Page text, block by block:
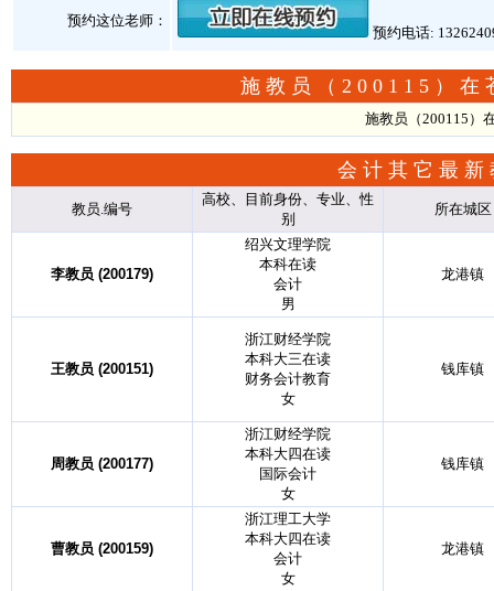
预约这位老师：
预约电话:
施教员（200115）在
施教员（200115）
会计其它最
教员.编号
高校、目前身份、专业、性
别
所在城区
李教员 (200179)
绍兴文理学院
本科在读
会计
男
龙港镇
王教员 (200151)
浙江财经学院
本科大三在读
财务会计教育
女
钱库镇
周教员 (200177)
浙江财经学院
本科大四在读
国际会计
女
钱库镇
曹教员 (200159)
浙江理工大学
本科大四在读
会计
女
龙港镇